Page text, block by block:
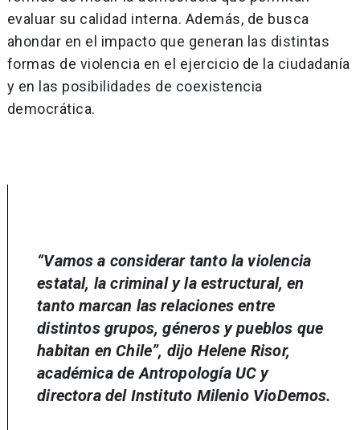
evaluar su calidad interna. Además, de busca
ahondar en el impacto que generan las distintas
formas de violencia en el ejercicio de la ciudadanía
y en las posibilidades de coexistencia
democrática.
“Vamos a considerar tanto la violencia
estatal, la criminal y la estructural, en
tanto marcan las relaciones entre
distintos grupos, géneros y pueblos que
habitan en Chile”, dijo Helene Risor,
académica de Antropología UC y
directora del Instituto Milenio VioDemos.